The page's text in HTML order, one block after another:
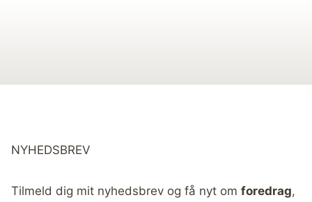
NYHEDSBREV
Tilmeld dig mit nyhedsbrev og få nyt om foredrag,